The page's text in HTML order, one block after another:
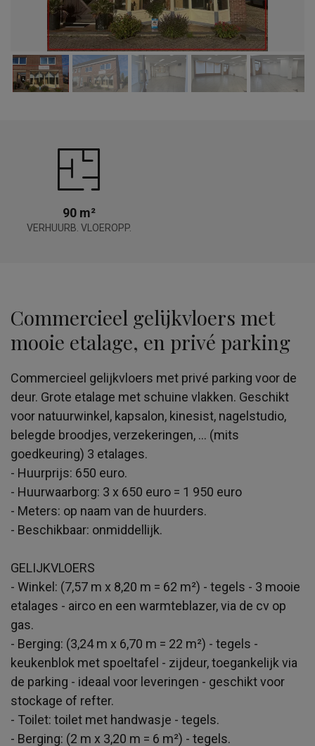
90 m²
VERHUURB. VLOEROPP.
Commercieel gelijkvloers met
mooie etalage, en privé parking
Commercieel gelijkvloers met privé parking voor de
deur. Grote etalage met schuine vlakken. Geschikt
voor natuurwinkel, kapsalon, kinesist, nagelstudio,
belegde broodjes, verzekeringen, ... (mits
goedkeuring) 3 etalages.
- Huurprijs: 650 euro.
- Huurwaarborg: 3 x 650 euro = 1 950 euro
- Meters: op naam van de huurders.
- Beschikbaar: onmiddellijk.
GELIJKVLOERS
- Winkel: (7,57 m x 8,20 m = 62 m²) - tegels - 3 mooie
etalages - airco en een warmteblazer, via de cv op
gas.
- Berging: (3,24 m x 6,70 m = 22 m²) - tegels -
keukenblok met spoeltafel - zijdeur, toegankelijk via
de parking - ideaal voor leveringen - geschikt voor
stockage of refter.
- Toilet: toilet met handwasje - tegels.
- Berging: (2 m x 3,20 m = 6 m²) - tegels.